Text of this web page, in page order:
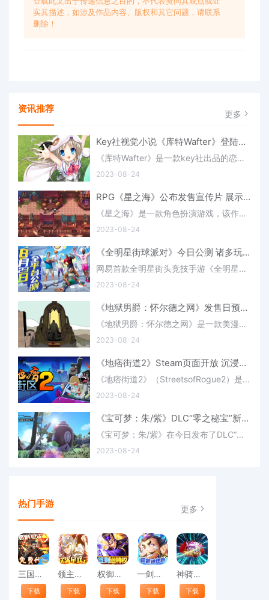
实其描述，如涉及作品内容、版权和其它问题，请联系
删除！
资讯推荐 更多
Key社视觉小说《库特Wafter》登陆Switch 11月22日发售
《库特Wafter》是一款key社出品的恋爱视觉小说游戏，该作由Fami通速报Ryokutya2089透露游戏会在11月22日登陆日本地区的Switch，游戏由PROTOTYPE发行，售价5280日元，该作包含了新的功能以及图鉴鉴赏模式，同时也是《
2023-08-24
RPG《星之海》公布发售宣传片 展示新可玩角色(《星之海》 作者:卫风)
《星之海》是一款角色扮演游戏，该作由开发商SabotageStudio发布了游戏的发售宣传片，本次宣传片中展示了游戏的第四个可玩角色以及游戏的艺术风格、地图、敌人、Boss和辅助系统等内容。该作会在8月29日正式发售，上
2023-08-24
《全明星街球派对》今日公测 诸多玩法等你来战(全明星街球派对下载)
网易首款全明星街头竞技手游《全明星街球派对》公测今日正式开启！体验沉浸式的街球对抗，与诸多篮球巨星一起“并肩作战”！
2023-08-24
《地狱男爵：怀尔德之网》发售日预告 10月4日发售
《地狱男爵：怀尔德之网》是一款美漫风格的动作肉鸽游戏，该作今日在科隆游戏展中公布了发售日预告，游戏预计会在10月4日正式发售，上线NS/PS/Xbox/PC平台，具体的信息感兴趣的玩家可以了解一下。宣传片：《地狱男爵
2023-08-24
《地痞街道2》Steam页面开放 沉浸式RPG沙盒游戏
《地痞街道2》（StreetsofRogue2）是一款拥有多种可能性的沉浸式RPG沙盒游戏，该作目前已经在Steam商店上线了页面，游戏预计会在2024年上线，支持中文，具体的信息感兴趣的玩家可以了解一下。《地痞街道2》：Steam地
2023-08-24
《宝可梦：朱/紫》DLC“零之秘宝”新宝可梦：斯魔茶(宝可梦朱紫手机版兑换码)
《宝可梦：朱/紫》在今日发布了DLC“零之秘宝”新宝可梦“斯魔茶”的宣传视频，这个宝可梦是在北上乡新发现的宝可梦，虽然外表和来悲茶相似，但是其实有很大的区别，具体的信息感兴趣的玩家可以了解一下。《宝可梦：
2023-08-24
热门手游 更多
三国之空城计（免支付无限代充）
下载
领主争霸（送满星赵云）
下载
权御三国（指尖国战）
下载
一剑屠龙（送充送神将）
下载
神骑世界（送GM无限充）
下载